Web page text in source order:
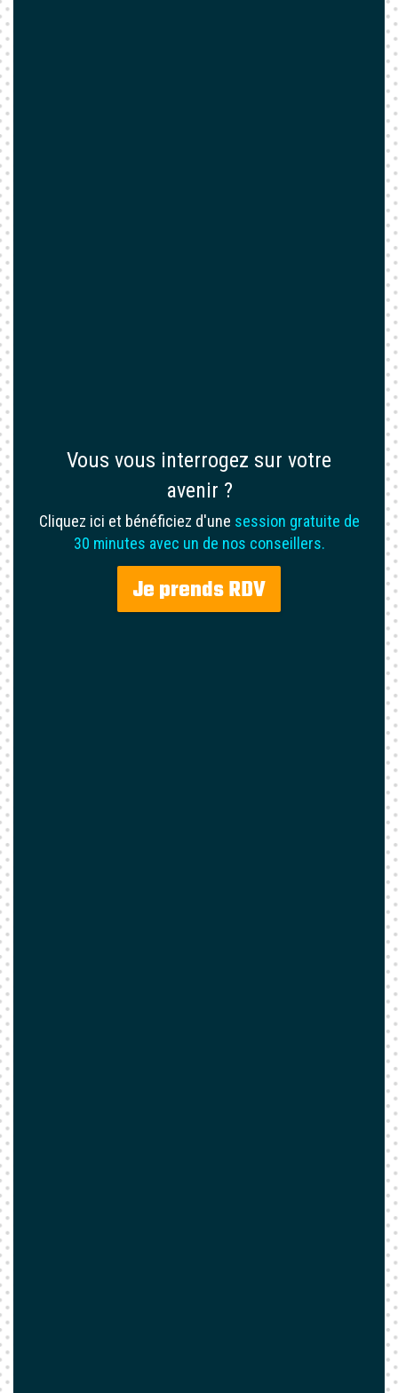
Vous vous interrogez sur votre
avenir ?
Cliquez ici et bénéficiez d'une session gratuite de
30 minutes avec un de nos conseillers.
Je prends RDV